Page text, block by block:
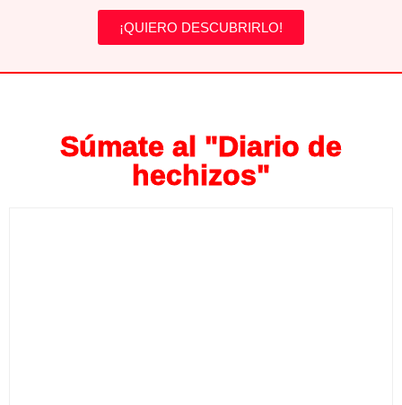
¡QUIERO DESCUBRIRLO!
Súmate al "Diario de
hechizos"